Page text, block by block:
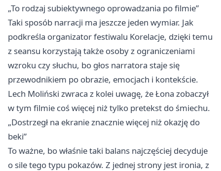
„To rodzaj subiektywnego oprowadzania po filmie”
Taki sposób narracji ma jeszcze jeden wymiar. Jak
podkreśla organizator festiwalu Korelacje, dzięki temu
z seansu korzystają także osoby z ograniczeniami
wzroku czy słuchu, bo głos narratora staje się
przewodnikiem po obrazie, emocjach i kontekście.
Lech Moliński zwraca z kolei uwagę, że Łona zobaczył
w tym filmie coś więcej niż tylko pretekst do śmiechu.
„Dostrzegł na ekranie znacznie więcej niż okazję do
beki”
To ważne, bo właśnie taki balans najczęściej decyduje
o sile tego typu pokazów. Z jednej strony jest ironia, z